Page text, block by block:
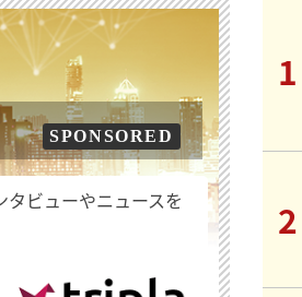
SPONSORED
ビューやニュースを